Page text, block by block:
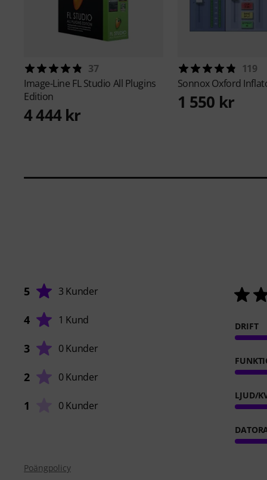
37
Image-Line FL Studio All Plugins
Edition
4 444 kr
119
SonnoxOxford
1 550 kr
5 3 Kunder
4 1 Kund
3 0 Kunder
2 0 Kunder
1 0 Kunder
DRIFT
LJUD/
Poängpolicy